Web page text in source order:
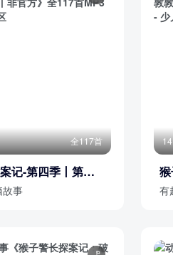
全117首
记-第四季丨第五
故事 |
有